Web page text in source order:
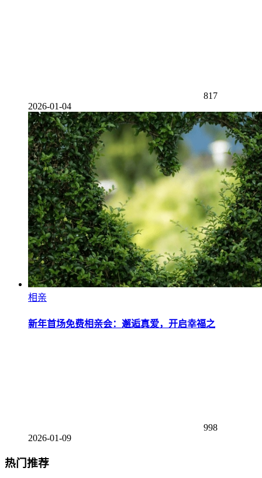
817
2026-01-04
相亲
新年首场免费相亲会：邂逅真爱，开启幸福之
998
2026-01-09
热门推荐